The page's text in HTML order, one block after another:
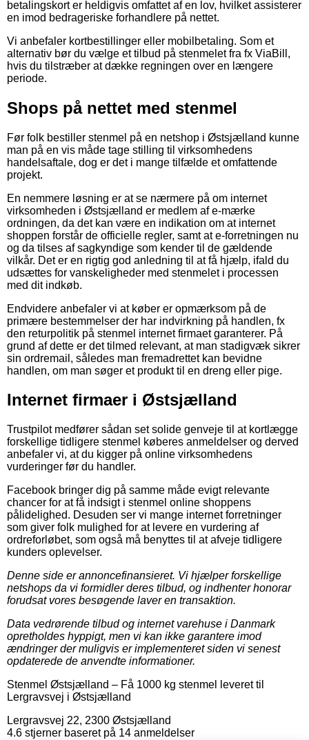
betalingskort er heldigvis omfattet af en lov, hvilket assisterer
en imod bedrageriske forhandlere på nettet.
Vi anbefaler kortbestillinger eller mobilbetaling. Som et
alternativ bør du vælge et tilbud på stenmelet fra fx ViaBill,
hvis du tilstræber at dække regningen over en længere
periode.
Shops på nettet med stenmel
Før folk bestiller stenmel på en netshop i Østsjælland kunne
man på en vis måde tage stilling til virksomhedens
handelsaftale, dog er det i mange tilfælde et omfattende
projekt.
En nemmere løsning er at se nærmere på om internet
virksomheden i Østsjælland er medlem af e-mærke
ordningen, da det kan være en indikation om at internet
shoppen forstår de officielle regler, samt at e-forretningen nu
og da tilses af sagkyndige som kender til de gældende
vilkår. Det er en rigtig god anledning til at få hjælp, ifald du
udsættes for vanskeligheder med stenmelet i processen
med dit indkøb.
Endvidere anbefaler vi at køber er opmærksom på de
primære bestemmelser der har indvirkning på handlen, fx
den returpolitik på stenmel internet firmaet garanterer. På
grund af dette er det tilmed relevant, at man stadigvæk sikrer
sin ordremail, således man fremadrettet kan bevidne
handlen, om man søger et produkt til en dreng eller pige.
Internet firmaer i Østsjælland
Trustpilot medfører sådan set solide genveje til at kortlægge
forskellige tidligere stenmel køberes anmeldelser og derved
anbefaler vi, at du kigger på online virksomhedens
vurderinger før du handler.
Facebook bringer dig på samme måde evigt relevante
chancer for at få indsigt i stenmel online shoppens
pålidelighed. Desuden ser vi mange internet forretninger
som giver folk mulighed for at levere en vurdering af
ordreforløbet, som også må benyttes til at afveje tidligere
kunders oplevelser.
Denne side er annoncefinansieret. Vi hjælper forskellige
netshops da vi formidler deres tilbud, og indhenter honorar
forudsat vores besøgende laver en transaktion.
Data vedrørende tilbud og internet varehuse i Danmark
opretholdes hyppigt, men vi kan ikke garantere imod
ændringer der muligvis er implementeret siden vi senest
opdaterede de anvendte informationer.
Stenmel Østsjælland – Få 1000 kg stenmel leveret til
Lergravsvej i Østsjælland
Lergravsvej 22, 2300 Østsjælland
4.6 stjerner baseret på 14 anmeldelser